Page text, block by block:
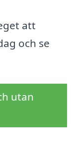
att
och se
utan